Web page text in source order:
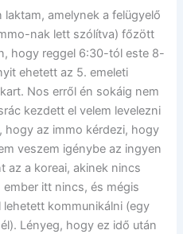
laktam, amelynek a felügyelő
nak lett szólítva) főzött
hogy reggel 6:30-tól este 8-
ehetett az 5. emeleti
Nos erről én sokáig nem
kezdett el velem levelezni
az immo kérdezi, hogy
veszem igénybe az ingyen
az a koreai, akinek nincs
itt nincs, és mégis
kommunikálni (egy
Lényeg, hogy ez idő után